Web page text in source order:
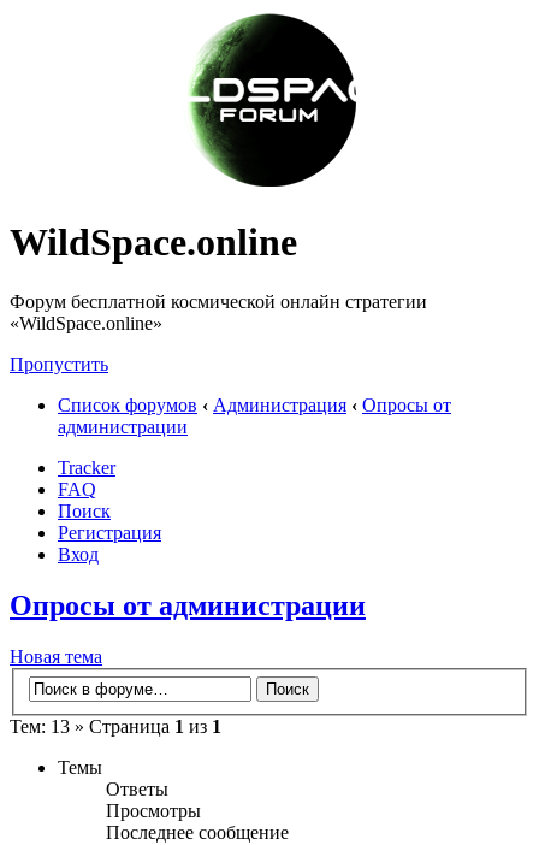
WildSpace.online
Форум бесплатной космической онлайн стратегии
«WildSpace.online»
Пропустить
Список форумов ‹ Администрация ‹ Опросы от
администрации
Tracker
FAQ
Поиск
Регистрация
Вход
Опросы от администрации
Новая тема
Тем: 13 » Страница 1 из 1
Темы
Ответы
Просмотры
Последнее сообщение